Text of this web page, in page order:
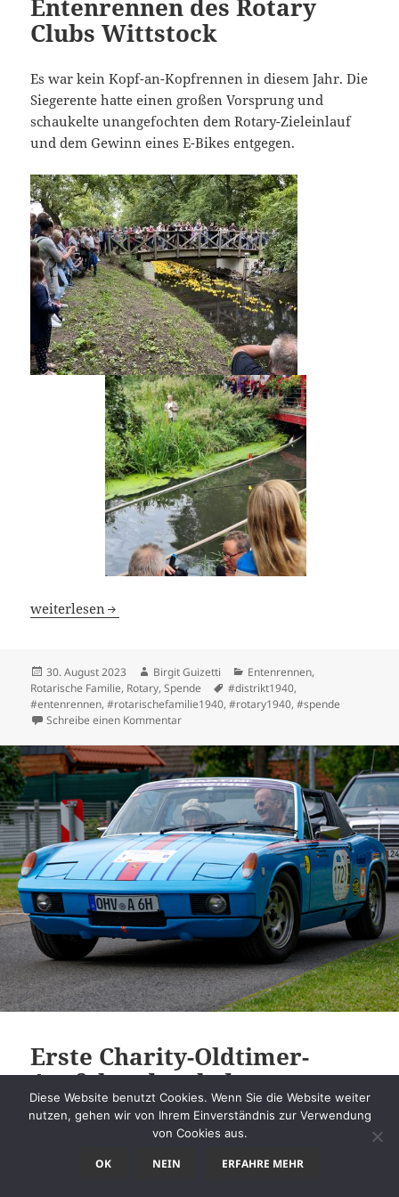
Entenrennen des Rotary
Clubs Wittstock
Es war kein Kopf-an-Kopfrennen in diesem Jahr. Die
Siegerente hatte einen großen Vorsprung und
schaukelte unangefochten dem Rotary-Zieleinlauf
und dem Gewinn eines E-Bikes entgegen.
Drei Mal und immer größer: Entenrennen des Rotary
weiterlesen
Veröffentlicht
am
30. August 2023 Autor
Birgit Guizetti Kategorien
Entenrennen,
Rotarische Familie, Rotary,Spende Schlagwörter
#distrikt1940,
#entenrennen,#rotarischefamilie1940,#rotary1940,#spende
Schreibe einen Kommentarzu Drei Mal und immer größer:
Erste Charity-Oldtimer-
Ausfahrt durch das
Havelland
Diese Website benutzt Cookies. Wenn Sie die Website weiter
nutzen, gehen wir von Ihrem Einverständnis zur Verwendung
von Cookies aus.
OK NEIN ERFAHRE MEHR